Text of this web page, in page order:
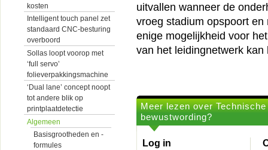
kosten
Intelligent touch panel zet
standaard CNC-besturing
overboord
Sollas loopt voorop met
‘full servo’
folieverpakkingsmachine
‘Dual lane’ concept noopt
tot andere blik op
printplaatdetectie
Algemeen
Basisgrootheden en -
formules
uitvallen wanneer de
vroeg stadium opspoort
enige mogelijkheid voor
van het leidingnetwerk
Meer lezen over
bewustwording?
Log in